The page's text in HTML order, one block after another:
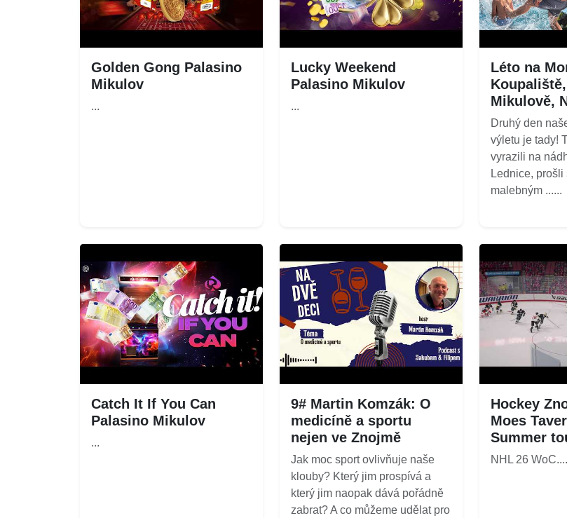
Golden Gong Palasino
Mikulov
...
Lucky Weekend
Palasino Mikulov
...
Léto na
Mikulově,
Druhý den
výletu je tady!
vyrazili na
Lednice, prošli
malebným ......
Catch It If You Can
Palasino Mikulov
...
9# Martin Komzák: O
medicíně a sportu
nejen ve Znojmě
Jak moc sport ovlivňuje naše
klouby? Který jim prospívá a
který jim naopak dává pořádně
zabrat? A co můžeme udělat pro
Hockey
Moes
Summer
NHL 26 WoC....